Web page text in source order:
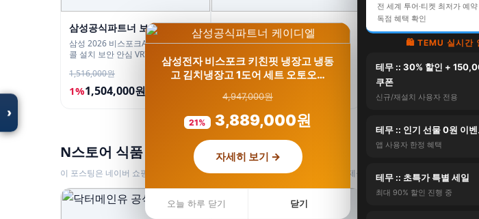
›
모두의백화점
명품 · 패션 · 생활 총집합
삼성공식파트너 보보
삼성 2026 비스포크AI 스팀 새틴차
콜 설치 보안 안심 VR70F00AGH
1,516,000원
1%1,504,000원
삼성공식파트너 문성전자
삼성 비스포크 AI 김치냉장고 4도어
490L RK70F49M2ZD 에센셜 화이트
유산균아삭 숙성모드
2,550,000원
9% 2,309,000원
삼성공식파트너 문성전자
삼성 비스포크 AI 김치냉장고
유산균아삭 숙성모드
2,550,000원
9%2,309,000원
N스토어 식품 BEST 인기상품
이 포스팅은 네이버 쇼핑 커넥트 활동의 일환으로, 이에 따른 일정액의 수수료를 제공받습니다.
전 세계 투어·티켓 최저가 예약
독점 혜택 확인
🛍️ TEMU 실시간
테무 :: 30% 할인 +
쿠폰
신규/재설치 사용자 전용
테무 :: 인기 선물 0원 이벤
앱 사용자 한정 혜택
테무 :: 초특가 특별 세일
최대 90% 할인 진행 중
삼성전자 비스포크 키친핏 냉장고 냉동
고 김치냉장고 1도어 세트 오토오…
4,947,000원
21% 3,889,000원
자세히 보기 →
오늘 하루 닫기 닫기